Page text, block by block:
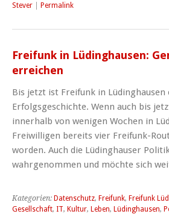
Stever
Permalink
Freifunk in Lüdinghausen:
erreichen
Bis jetzt ist Freifunk in Lüdinghausen
Erfolgsgeschichte. Wenn auch bis
innerhalb von wenigen Wochen in
Freiwilligen bereits vier Freifunk-
worden. Auch die Lüdinghauser
wahrgenommen und möchte sich
Kategorien: Datenschutz, Freifunk, Freifunk
Gesellschaft, IT, Kultur, Leben, Lüdinghausen,